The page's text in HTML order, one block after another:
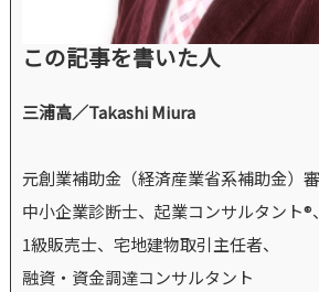
この記事を書いた人
三浦高／Takashi Miura
元創業補助金（経済産業省系補助金）
中小企業診断士、起業コンサルタント®、
1級販売士、宅地建物取引主任者、
融資・資金調達コンサルタント